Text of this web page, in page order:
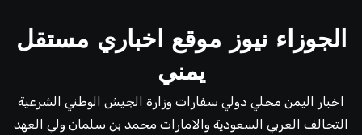
الجوزاء نيوز موقع اخباري مستقل
يمني
اخبار اليمن محلي دولي سفارات وزارة الجيش الوطني الشرعية
التحالف العربي السعودية والامارات محمد بن سلمان ولي العهد